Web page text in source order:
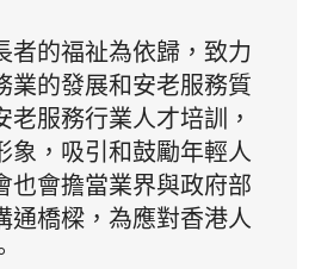
者的福祉為依歸，致力
業的發展和安老服務質
服務行業人才培訓，
象，吸引和鼓勵年輕人
也會擔當業界與政府部
通橋樑，為應對香港人